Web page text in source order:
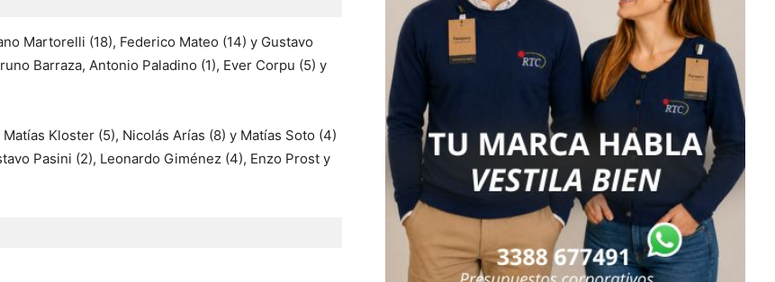
Martorelli (18), Federico Mateo (14) y Gustavo
Barraza, Antonio Paladino (1), Ever Corpu (5) y
Kloster (5), Nicolás Arías (8) y Matías Soto (4)
Pasini (2), Leonardo Giménez (4), Enzo Prost y